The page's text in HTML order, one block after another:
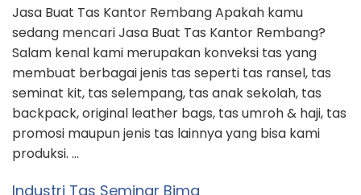
Jasa Buat Tas Kantor Rembang Apakah kamu
sedang mencari Jasa Buat Tas Kantor Rembang?
Salam kenal kami merupakan konveksi tas yang
membuat berbagai jenis tas seperti tas ransel, tas
seminat kit, tas selempang, tas anak sekolah, tas
backpack, original leather bags, tas umroh & haji, tas
promosi maupun jenis tas lainnya yang bisa kami
produksi. …
Industri Tas Seminar Bima